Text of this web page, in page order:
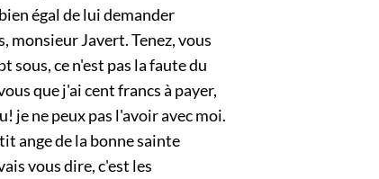
égal de lui demander
Javert. Tenez, vous
sous, ce n'est pas la faute du
que j'ai cent francs à payer,
je ne peux pas l'avoir avec moi.
ange de la bonne sainte
vous dire, c'est les